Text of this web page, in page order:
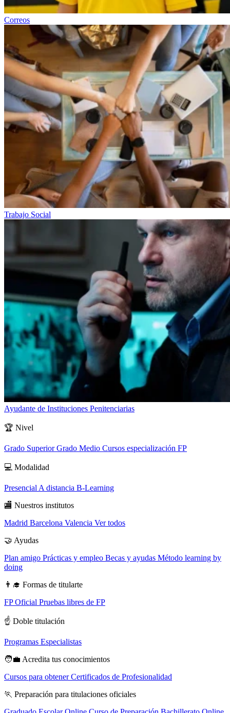
Correos
Trabajo Social
Ayudante de Instituciones Penitenciarias
🏆 Nivel
Grado SuperiorGrado Medio Cursos especialización FP
💻 Modalidad
Presencial A distancia B-Learning
🏬 Nuestros institutos
Madrid Barcelona Valencia Ver todos
🤝 Ayudas
Plan amigo Prácticas y empleo Becas y ayudas Método learning by
doing
👨‍🎓 Formas de titularte
FP Oficial Pruebas libres de FP
☝️ Doble titulación
Programas Especialistas
🧑‍💼 Acredita tus conocimientos
Cursos para obtener Certificados de Profesionalidad
🏃 Preparación para titulaciones oficiales